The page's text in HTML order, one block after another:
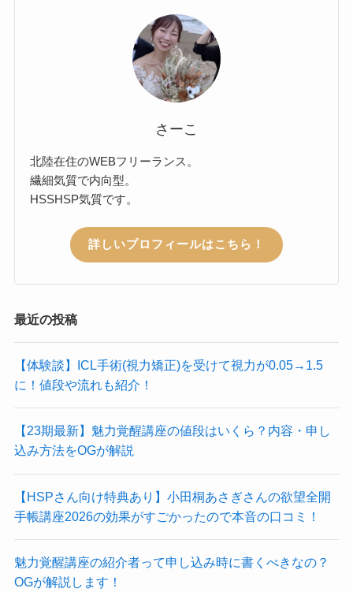
さーこ
北陸在住のWEBフリーランス。
繊細気質で内向型。
HSSHSP気質です。
詳しいプロフィールはこちら！
最近の投稿
【体験談】ICL手術(視力矯正)を受けて視力が0.05→1.5
に！値段や流れも紹介！
【23期最新】魅力覚醒講座の値段はいくら？内容・申し
込み方法をOGが解説
【HSPさん向け特典あり】小田桐あさぎさんの欲望全開
手帳講座2026の効果がすごかったので本音の口コミ！
魅力覚醒講座の紹介者って申し込み時に書くべきなの？
OGが解説します！